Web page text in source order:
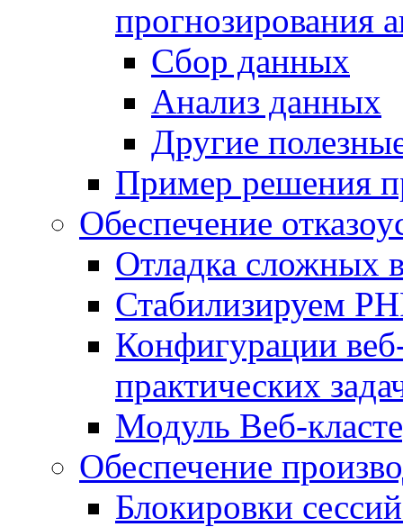
прогнозирования
Сбор данных
Анализ данных
Другие
Пример решения
Обеспечение
Отладка сложных
Стабилизируем
Конфигурации
практических
Модуль Веб-
Обеспечение
Блокировки